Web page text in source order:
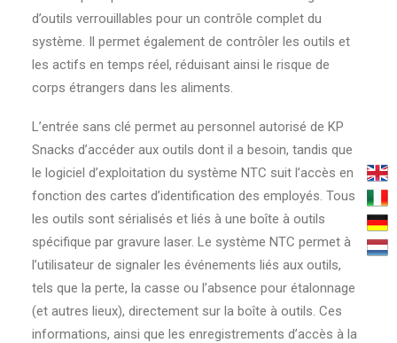
d’outils verrouillables pour un contrôle complet du
système. Il permet également de contrôler les outils et
les actifs en temps réel, réduisant ainsi le risque de
corps étrangers dans les aliments.
L’entrée sans clé permet au personnel autorisé de KP
Snacks d’accéder aux outils dont il a besoin, tandis que
le logiciel d’exploitation du système NTC suit l’accès en
fonction des cartes d’identification des employés. Tous
les outils sont sérialisés et liés à une boîte à outils
spécifique par gravure laser. Le système NTC permet à
l’utilisateur de signaler les événements liés aux outils,
tels que la perte, la casse ou l’absence pour étalonnage
(et autres lieux), directement sur la boîte à outils. Ces
informations, ainsi que les enregistrements d’accès à la